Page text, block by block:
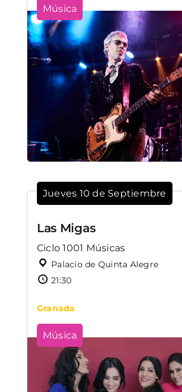
Música
Jueves 10 de Septiembre
Las Migas
Ciclo 1001 Músicas
Palacio de Quinta Alegre
21:30
Granada
Música